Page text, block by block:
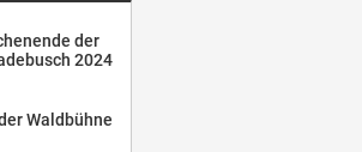
der
2024
Waldbühne